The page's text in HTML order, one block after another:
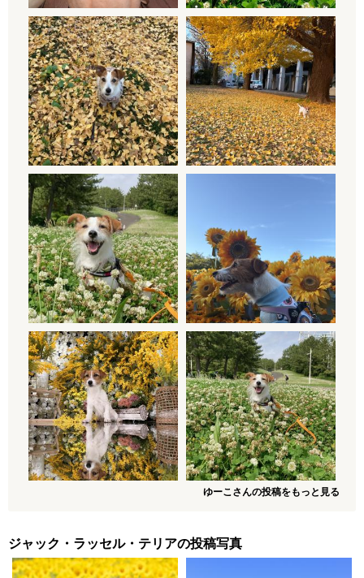
ゆーこさんの投稿をもっと見る
ジャック・ラッセル・テリアの投稿写真